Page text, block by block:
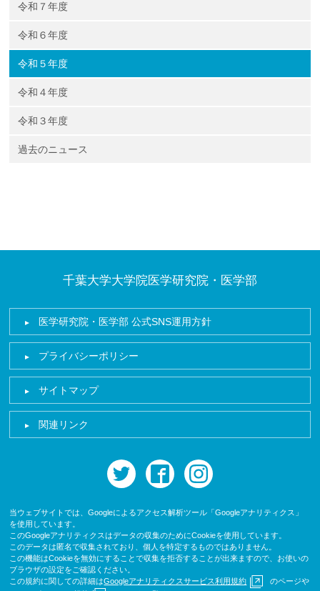
令和７年度
令和６年度
令和５年度
令和４年度
令和３年度
過去のニュース
千葉大学大学院医学研究院・医学部
医学研究院・医学部 公式SNS運用方針
プライバシーポリシー
サイトマップ
関連リンク
twitter facebook
当ウェブサイトでは、Googleによるアクセス解析ツール「Googleアナリティクス」
を使用しています。
このGoogleアナリティクスはデータの収集のためにCookieを使用しています。
このデータは匿名で収集されており、個人を特定するものではありません。
この機能はCookieを無効にすることで収集を拒否することが出来ますので、お使いの
ブラウザの設定をご確認ください。
この規約に関しての詳細はGoogleアナリティクスサービス利用規約
のページや